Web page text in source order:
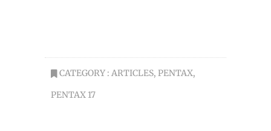
CATEGORY : ARTICLES, PENTAX,
PENTAX 17